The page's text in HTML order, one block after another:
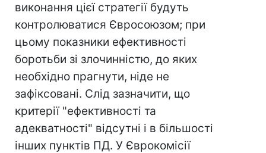
виконання цієї стратегії будуть
контролюватися Євросоюзом; при
цьому показники ефективності
боротьби зі злочинністю, до яких
необхідно прагнути, ніде не
зафіксовані. Слід зазначити, що
критерії "ефективності та
адекватності" відсутні і в більшості
інших пунктів ПД. У Єврокомісії